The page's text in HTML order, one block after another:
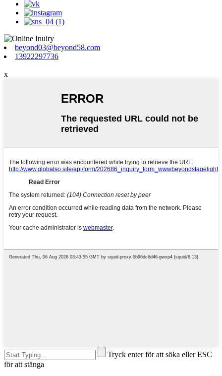
beyond03@beyond58.com
13922297736
x
Tryck enter för att söka eller ESC
för att stänga